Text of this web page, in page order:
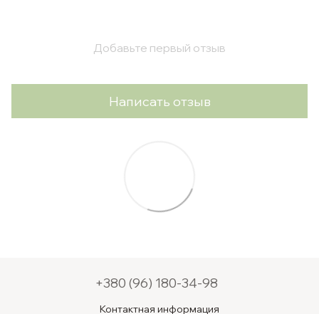
Добавьте первый отзыв
Написать отзыв
+380 (96) 180-34-98
Контактная информация